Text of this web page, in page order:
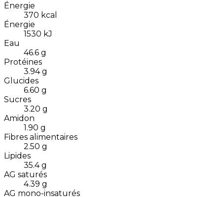
Énergie
370 kcal
Énergie
1530 kJ
Eau
46.6 g
Protéines
3.94 g
Glucides
6.60 g
Sucres
3.20 g
Amidon
1.90 g
Fibres alimentaires
2.50 g
Lipides
35.4 g
AG saturés
4.39 g
AG mono-insaturés